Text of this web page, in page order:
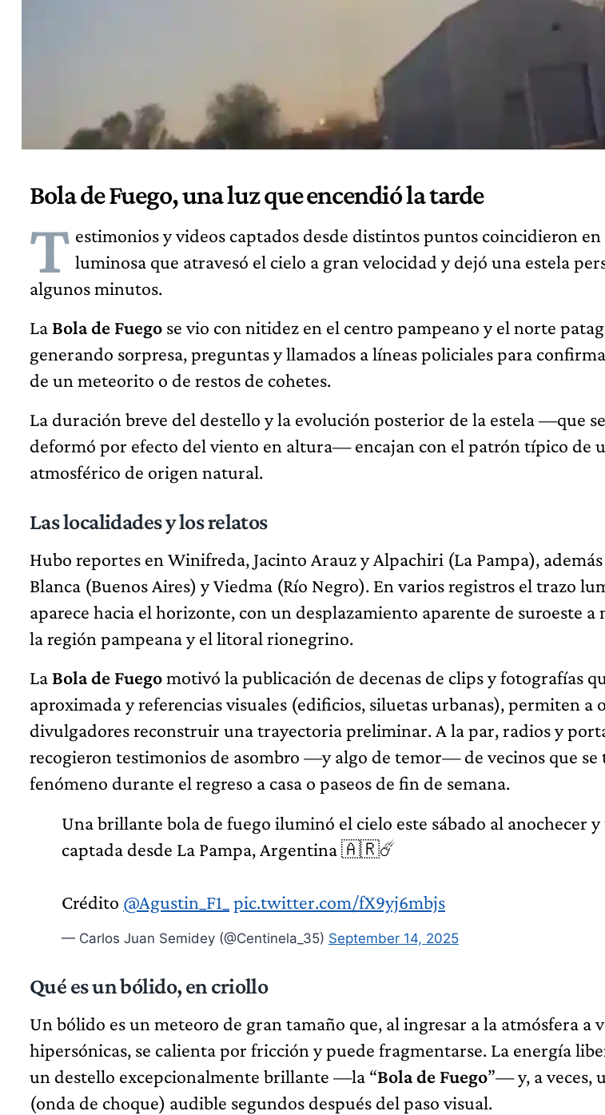
Bola de Fuego, una luz que encendió la tarde
T estimonios y videos captados desde distintos puntos coincidieron
luminosa que atravesó el cielo a gran velocidad y dejó una estela
algunos minutos.
La Bola de Fuego se vio con nitidez en el centro pampeano y el norte
generando sorpresa, preguntas y llamados a líneas policiales para
de un meteorito o de restos de cohetes.
La duración breve del destello y la evolución posterior de la estela —que
deformó por efecto del viento en altura— encajan con el patrón típico de
atmosférico de origen natural.
Las localidades y los relatos
Hubo reportes en Winifreda, Jacinto Arauz y Alpachiri (La Pampa),
Blanca (Buenos Aires) y Viedma (Río Negro). En varios registros el trazo
aparece hacia el horizonte, con un desplazamiento aparente de suroeste a
la región pampeana y el litoral rionegrino.
La Bola de Fuegomotivó la publicación de decenas de clips y fotografías
aproximada y referencias visuales (edificios, siluetas urbanas), permiten a
divulgadores reconstruir una trayectoria preliminar. A la par, radios y
recogieron testimonios de asombro —y algo de temor— de vecinos que se
fenómeno durante el regreso a casa o paseos de fin de semana.
Una brillante bola de fuego iluminó el cielo este sábado al anochecer y
captada desde La Pampa, Argentina 🇦🇷☄️
Crédito @Agustin_F1_ pic.twitter.com/fX9yj6mbjs
— Carlos Juan Semidey (@Centinela_35) September 14, 2025
Qué es un bólido, en criollo
Un bólido es un meteoro de gran tamaño que, al ingresar a la atmósfera a
hipersónicas, se calienta por fricción y puede fragmentarse. La energía
un destello excepcionalmente brillante —la “Bola de Fuego”— y, a veces,
(onda de choque) audible segundos después del paso visual.